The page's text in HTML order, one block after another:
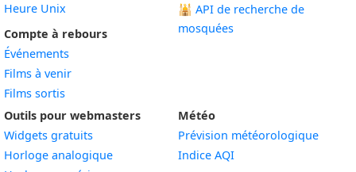
Heure Unix
Compte à rebours
Événements
Films à venir
Films sortis
🕌 API de recherche de
mosquées
Outils pour webmasters
Widgets gratuits
Horloge analogiqueWidget
Météo
Prévision météorologique
Indice AQI